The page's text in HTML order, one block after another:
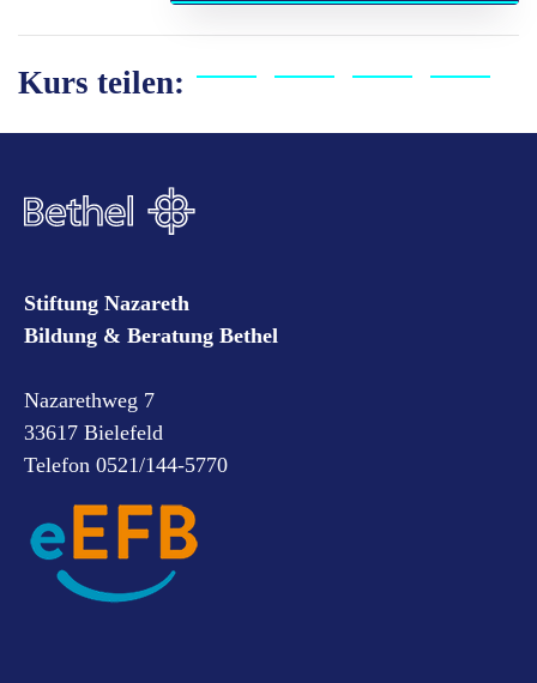
Kurs teilen:
Stiftung Nazareth
Bildung & Beratung Bethel
Nazarethweg 7
33617 Bielefeld
Telefon 0521/144-5770